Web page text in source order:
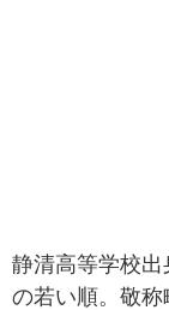
静清高等学校
の若い順。敬称